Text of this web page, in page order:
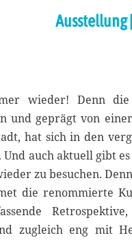
Ausstellung
wieder! Denn
und geprägt von
hat sich in den
auch aktuell gibt
zu besuchen.
die renommierte
zugleich eng mit